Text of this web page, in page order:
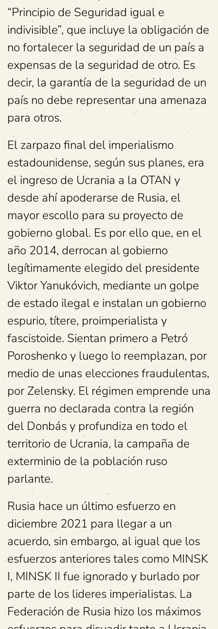
“Principio de Seguridad igual e
indivisible”, que incluye la obligación de
no fortalecer la seguridad de un país a
expensas de la seguridad de otro. Es
decir, la garantía de la seguridad de un
país no debe representar una amenaza
para otros.
El zarpazo final del imperialismo
estadounidense, según sus planes, era
el ingreso de Ucrania a la OTAN y
desde ahí apoderarse de Rusia, el
mayor escollo para su proyecto de
gobierno global. Es por ello que, en el
año 2014, derrocan al gobierno
legítimamente elegido del presidente
Viktor Yanukóvich, mediante un golpe
de estado ilegal e instalan un gobierno
espurio, títere, proimperialista y
fascistoide. Sientan primero a Petró
Poroshenko y luego lo reemplazan, por
medio de unas elecciones fraudulentas,
por Zelensky. El régimen emprende una
guerra no declarada contra la región
del Donbás y profundiza en todo el
territorio de Ucrania, la campaña de
exterminio de la población ruso
parlante.
Rusia hace un último esfuerzo en
diciembre 2021 para llegar a un
acuerdo, sin embargo, al igual que los
esfuerzos anteriores tales como MINSK
I, MINSK II fue ignorado y burlado por
parte de los lideres imperialistas. La
Federación de Rusia hizo los máximos